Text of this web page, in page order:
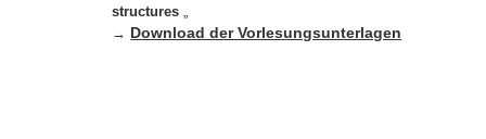
structures
→ Download der Vorlesungsunterlagen